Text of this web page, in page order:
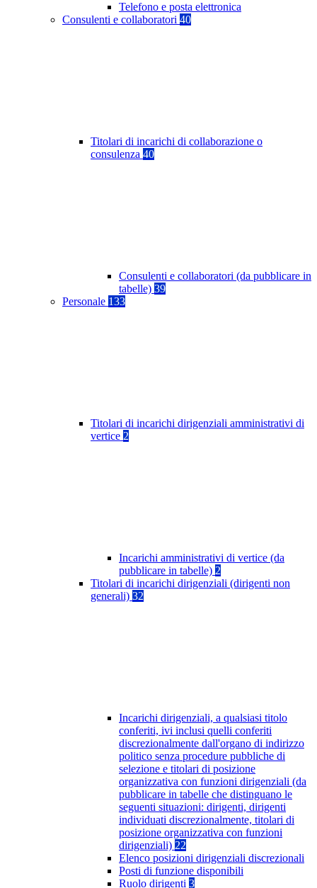
Telefono e posta elettronica
Consulenti e collaboratori 40
Titolari di incarichi di collaborazione o
consulenza 40
Consulenti e collaboratori (da pubblicare in
tabelle) 39
Personale 133
Titolari di incarichi dirigenziali amministrativi di
vertice 2
Incarichi amministrativi di vertice (da
pubblicare in tabelle) 2
Titolari di incarichi dirigenziali (dirigenti non
generali) 32
Incarichi dirigenziali, a qualsiasi titolo
conferiti, ivi inclusi quelli conferiti
discrezionalmente dall'organo di indirizzo
politico senza procedure pubbliche di
selezione e titolari di posizione
organizzativa con funzioni dirigenziali (da
pubblicare in tabelle che distinguano le
seguenti situazioni: dirigenti, dirigenti
individuati discrezionalmente, titolari di
posizione organizzativa con funzioni
dirigenziali) 22
Elenco posizioni dirigenziali discrezionali
Posti di funzione disponibili
Ruolo dirigenti 3